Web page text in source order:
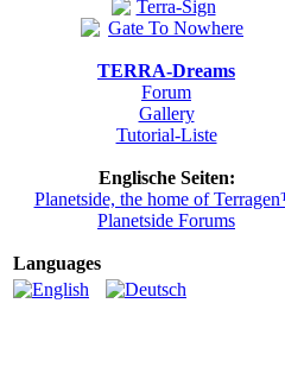
TERRA-Dreams
Forum
Gallery
Tutorial-Liste
Englische Seiten:
Planetside, the home of
Planetside Forums
Languages